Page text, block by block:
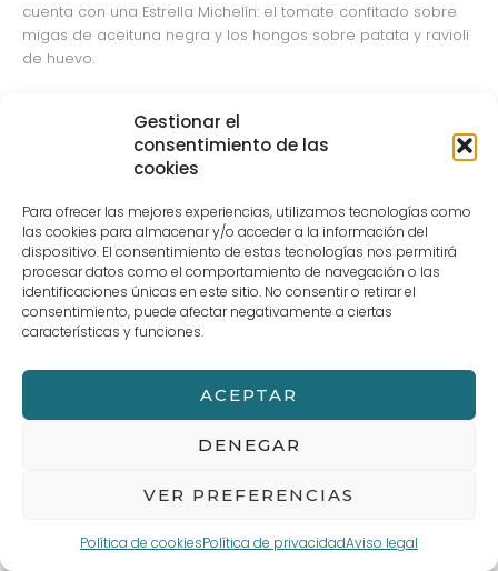
Gestionar el
consentimiento de las
cookies
Para ofrecer las mejores experiencias, utilizamos tecnologías como
las cookies para almacenar y/o acceder a la información del
dispositivo. El consentimiento de estas tecnologías nos permitirá
procesar datos como el comportamiento de navegación o las
identificaciones únicas en este sitio. No consentir o retirar el
consentimiento, puede afectar negativamente a ciertas
características y funciones.
ACEPTAR
DENEGAR
VER PREFERENCIAS
Política de cookiesPolítica de privacidadAviso legal
cuenta con una Estrella Michelín: el tomate confitado sobre
migas de aceituna negra y los hongos sobre patata y ravioli
de huevo.
García contó a los alumnos su día a día en el restaurante
Andra Mari y cómo trabaja con su equipo a diario.
nuestros alumnos con muy buen sabor de boca.
←Entrada anterior Entrada siguiente